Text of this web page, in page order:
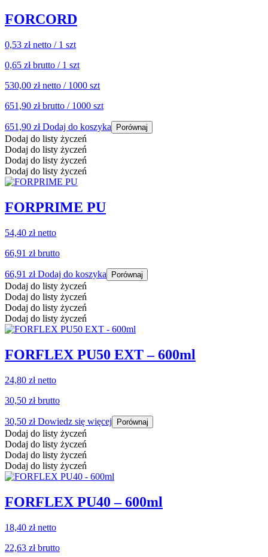
FORCORD
0,53 złnetto / 1 szt
0,65 złbrutto / 1 szt
530,00 złnetto / 1000 szt
651,90 złbrutto / 1000 szt
651,90 zł Dodaj do koszyka Porównaj
Dodaj do listy życzeń
Dodaj do listy życzeń
Dodaj do listy życzeń
Dodaj do listy życzeń
FORPRIME PU
54,40 złnetto
66,91 złbrutto
66,91 zł Dodaj do koszyka Porównaj
Dodaj do listy życzeń
Dodaj do listy życzeń
Dodaj do listy życzeń
Dodaj do listy życzeń
FORFLEX PU50 EXT – 600ml
24,80 złnetto
30,50 złbrutto
30,50 zł Dowiedz się więcej Porównaj
Dodaj do listy życzeń
Dodaj do listy życzeń
Dodaj do listy życzeń
Dodaj do listy życzeń
FORFLEX PU40 – 600ml
18,40 złnetto
22,63 złbrutto